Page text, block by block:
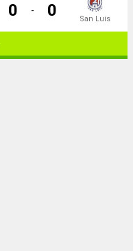
0 - 0 San Luis